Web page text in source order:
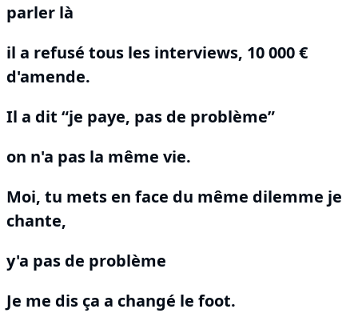
parler là
il a refusé tous les interviews, 10 000 €
d'amende.
Il a dit “je paye, pas de problème”
on n'a pas la même vie.
Moi, tu mets en face du même dilemme je
chante,
y'a pas de problème
Je me dis ça a changé le foot.